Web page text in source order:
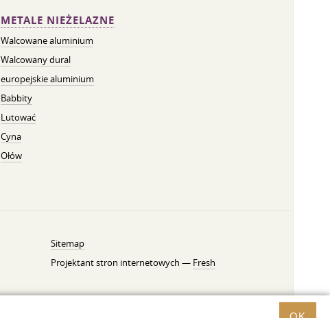
METALE NIEŻELAZNE
Walcowane aluminium
Walcowany dural
europejskie aluminium
Babbity
Lutować
Cyna
Ołów
Sitemap
Projektant stron internetowych — Fresh